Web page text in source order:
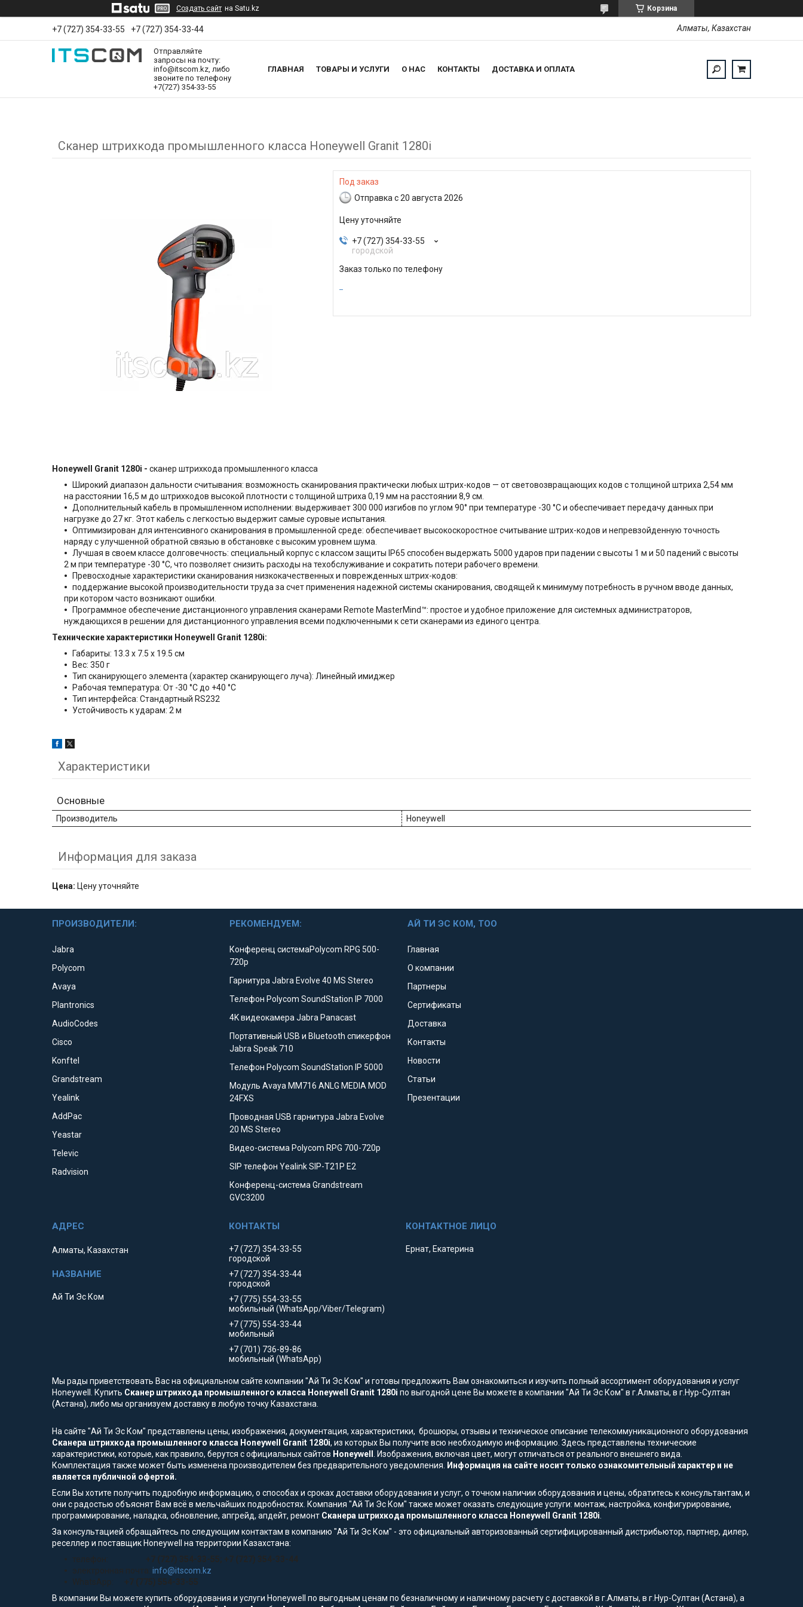
Создать сайт на Satu.kz Корзина
+7 (727) 354-33-55 +7 (727) 354-33-44 Алматы, Казахстан
Отправляйте
запросы на почту:
info@itscom.kz, либо
звоните по телефону
+7(727) 354-33-55
ГЛАВНАЯ ТОВАРЫ И УСЛУГИ О НАС КОНТАКТЫ ДОСТАВКА И ОПЛАТА
Сканер штрихкода промышленного класса Honeywell Granit 1280i
Под заказ
Отправка с 20 августа 2026
Цену уточняйте
+7 (727) 354-33-55
городской
Заказ только по телефону
Honeywell Granit 1280i - сканер штрихкода промышленного класса
Широкий диапазон дальности считывания: возможность сканирования практически любых штрих-кодов — от световозвращающих кодов с толщиной штриха 2,54 мм
на расстоянии 16,5 м до штрихкодов высокой плотности с толщиной штриха 0,19 мм на расстоянии 8,9 см.
Дополнительный кабель в промышленном исполнении: выдерживает 300 000 изгибов по углом 90° при температуре -30 °C и обеспечивает передачу данных при
нагрузке до 27 кг. Этот кабель с легкостью выдержит самые суровые испытания.
Оптимизирован для интенсивного сканирования в промышленной среде: обеспечивает высокоскоростное считывание штрих-кодов и непревзойденную точность
наряду с улучшенной обратной связью в обстановке с высоким уровнем шума.
Лучшая в своем классе долговечность: специальный корпус с классом защиты IP65 способен выдержать 5000 ударов при падении с высоты 1 м и 50 падений с высоты
2 м при температуре -30 °C, что позволяет снизить расходы на техобслуживание и сократить потери рабочего времени.
Превосходные характеристики сканирования низкокачественных и поврежденных штрих-кодов:
поддержание высокой производительности труда за счет применения надежной системы сканирования, сводящей к минимуму потребность в ручном вводе данных,
при котором часто возникают ошибки.
Программное обеспечение дистанционного управления сканерами Remote MasterMind™: простое и удобное приложение для системных администраторов,
нуждающихся в решении для дистанционного управления всеми подключенными к сети сканерами из единого центра.
Технические характеристики Honeywell Granit 1280i:
Габариты: 13.3 x 7.5 x 19.5 см
Вес: 350 г
Тип сканирующего элемента (характер сканирующего луча): Линейный имиджер
Рабочая температура: От -30 °C до +40 °C
Тип интерфейса: Стандартный RS232
Устойчивость к ударам: 2 м
Характеристики
Основные
Производитель Honeywell
Информация для заказа
Цена: Цену уточняйте
ПРОИЗВОДИТЕЛИ:
Jabra
Polycom
Avaya
Plantronics
AudioCodes
Cisco
Konftel
Grandstream
Yealink
AddPac
Yeastar
Televic
Radvision
РЕКОМЕНДУЕМ:
Конференц системаPolycom RPG 500-
720p
Гарнитура Jabra Evolve 40 MS Stereo
Телефон Polycom SoundStation IP 7000
4K видеокамера Jabra Panacast
Портативный USB и Bluetooth спикерфон
Jabra Speak 710
Телефон Polycom SoundStation IP 5000
Модуль Avaya MM716 ANLG MEDIA MOD
24FXS
Проводная USB гарнитура Jabra Evolve
20 MS Stereo
Видео-система Polycom RPG 700-720p
SIP телефон Yealink SIP-T21P E2
Конференц-система Grandstream
GVC3200
АЙ ТИ ЭС КОМ, ТОО
Главная
О компании
Партнеры
Сертификаты
Доставка
Контакты
Новости
Статьи
Презентации
Алматы, Казахстан
Ай Ти Эс Ком
+7 (727) 354-33-55
городской
+7 (727) 354-33-44
городской
+7 (775) 554-33-55
мобильный (WhatsApp/Viber/Telegram)
+7 (775) 554-33-44
мобильный
+7 (701) 736-89-86
мобильный (WhatsApp)
Ернат, Екатерина
Мы рады приветствовать Вас на официальном сайте компании "Ай Ти Эс Ком" и готовы предложить Вам ознакомиться и изучить полный ассортимент оборудования и услуг
Honeywell. Купить Сканер штрихкода промышленного класса Honeywell Granit 1280i по выгодной цене Вы можете в компании "Ай Ти Эс Ком" в г.Алматы, в г.Нур-Султан
(Астана), либо мы организуем доставку в любую точку Казахстана.
На сайте "Ай Ти Эс Ком" представлены цены, изображения, документация, характеристики, брошюры, отзывы и техническое описание телекоммуникационного оборудования
Сканера штрихкода промышленного класса Honeywell Granit 1280i, из которых Вы получите всю необходимую информацию. Здесь представлены технические
характеристики, которые, как правило, берутся с официальных сайтов Honeywell . Изображения, включая цвет, могут отличаться от реального внешнего вида.
Комплектация также может быть изменена производителем без предварительного уведомления. Информация на сайте носит только ознакомительный характер и не
является публичной офертой.
Если Вы хотите получить подробную информацию, о способах и сроках доставки оборудования и услуг, о точном наличии оборудования и цены, обратитесь к консультантам, и
они с радостью объяснят Вам всё в мельчайших подробностях. Компания "Ай Ти Эс Ком" также может оказать следующие услуги: монтаж, настройка, конфигурирование,
программирование, наладка, обновление, апгрейд, апдейт, ремонт Сканера штрихкода промышленного класса Honeywell Granit 1280i.
За консультацией обращайтесь по следующим контактам в компанию "Ай Ти Эс Ком" - это официальный авторизованный сертифицированный дистрибьютор, партнер, дилер,
реселлер и поставщик Honeywell на территории Казахстана:
телефон:
+7 (727) 354-33-55; +7 (727) 354-33-44
электронная почта: info@itscom.kz
WhatsApp: +7 (775) 554-33-55
В компании Вы можете купить оборудования и услуги Honeywell по выгодным ценам по безналичному и наличному расчету с доставкой в г.Алматы, в г.Нур-Султан (Астана), а